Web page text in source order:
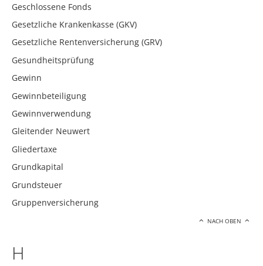
Geschlossene Fonds
Gesetzliche Krankenkasse (GKV)
Gesetzliche Rentenversicherung (GRV)
Gesundheitsprüfung
Gewinn
Gewinnbeteiligung
Gewinnverwendung
Gleitender Neuwert
Gliedertaxe
Grundkapital
Grundsteuer
Gruppenversicherung
NACH OBEN
H